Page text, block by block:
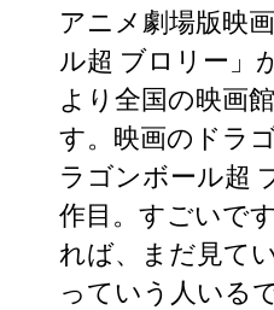
アニメ劇場版映
ル超 ブロリー」
より全国の映画
す。映画のドラ
ラゴンボール超
作目。すごいで
れば、まだ見て
っていう人いる